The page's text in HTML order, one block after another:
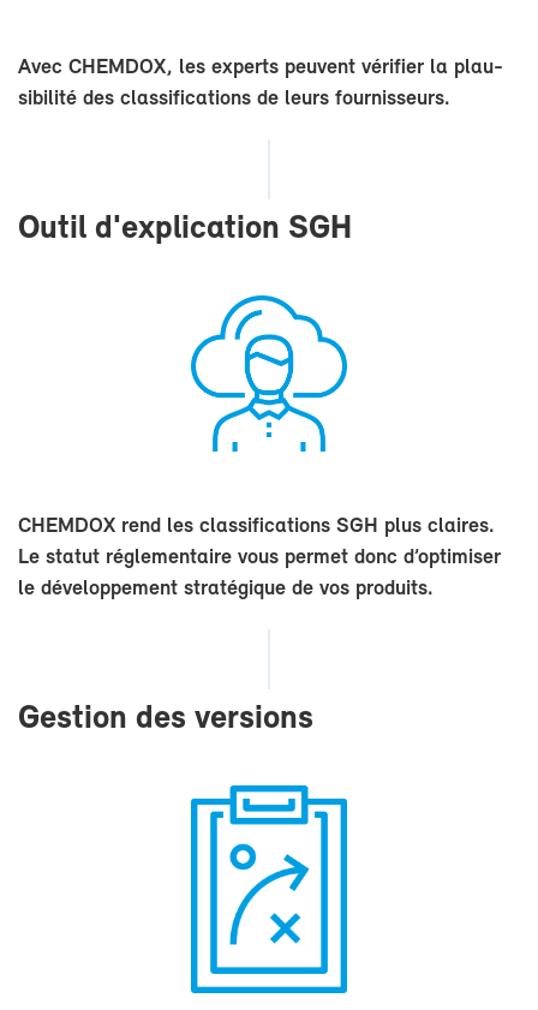
Avec CHEM­DOX, les ex­perts peuvent vé­ri­fier la plau­
si­bi­li­té des clas­si­fi­ca­tions de leurs four­nis­seurs.
Ou­til d'ex­pli­ca­tion SGH
CHEM­DOX rend les clas­si­fi­ca­tions SGH plus claires.
Le sta­tut ré­gle­men­taire vous per­met donc d’op­ti­mi­ser
le dé­ve­lop­pe­ment stra­té­gique de vos pro­duits.
Ges­tion des ver­sions